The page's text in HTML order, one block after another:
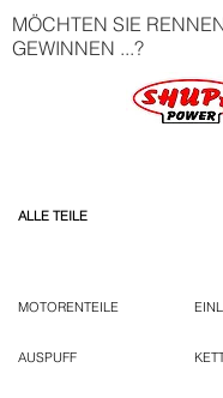
MÖCHTEN SIE
GEWINNEN ...?
ALLE TEILE
MOTORENTEILE
AUSPUFF